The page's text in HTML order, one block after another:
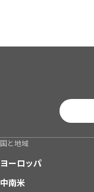
国と地域
ヨーロッパ
中南米